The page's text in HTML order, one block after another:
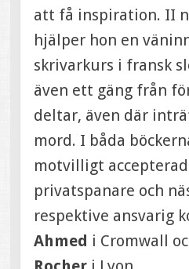
att få inspiration. II
hjälper hon en
skrivarkurs i fransk
även ett gäng från
deltar, även där
mord. I båda
motvilligt
privatspanare och
respektive ansvarig
Ahmed i Cromwall